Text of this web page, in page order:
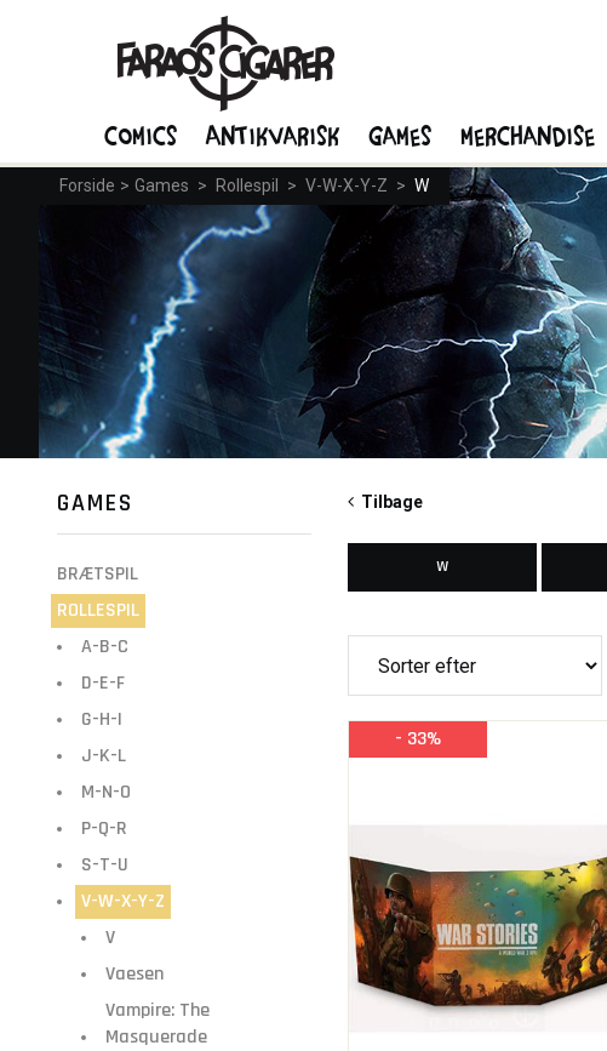
Forside > Games > Rollespil > V-W-X-Y-Z > W
GAMES
BRÆTSPIL
ROLLESPIL
A-B-C
D-E-F
G-H-I
J-K-L
M-N-O
P-Q-R
S-T-U
V-W-X-Y-Z
V
Vaesen
Vampire: The
Masquerade
Tilbage
W
- 33%
Comics Antikvarisk Games Merchandise